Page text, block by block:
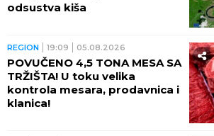
odsustva kiša
REGION 19:09 05.08.2026
POVUČENO 4,5 TONA MESA SA
TRŽIŠTA! U toku velika
kontrola mesara, prodavnica i
klanica!